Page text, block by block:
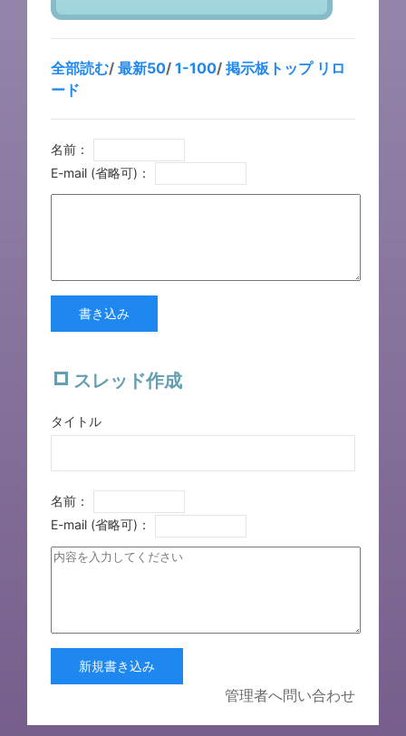
全部読む/ 最新50/ 1-100/ 掲示板トップ リロ
ード
名前：
E-mail (省略可)：
書き込み
スレッド作成
タイトル
名前：
E-mail (省略可)：
新規書き込み
管理者へ問い合わせ